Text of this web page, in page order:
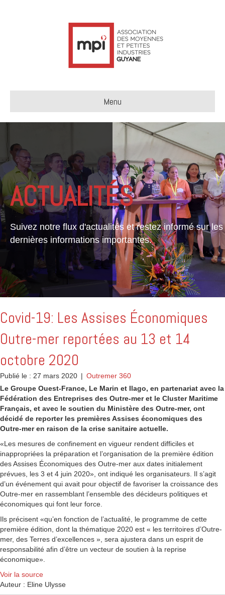
Menu
ACTUALITÉS
Suivez notre flux d'actualités et restez informé sur les
dernières informations importantes.
Covid-19: Les Assises Économiques
Outre-mer reportées au 13 et 14
octobre 2020
Publié le : 27 mars 2020 | Outremer 360
Le Groupe Ouest-France, Le Marin et Ilago, en partenariat avec la
Fédération des Entreprises des Outre-mer et le Cluster Maritime
Français, et avec le soutien du Ministère des Outre-mer, ont
décidé de reporter les premières Assises économiques des
Outre-mer en raison de la crise sanitaire actuelle.
«Les mesures de confinement en vigueur rendent difficiles et
inappropriées la préparation et l’organisation de la première édition
des Assises Économiques des Outre-mer aux dates initialement
prévues, les 3 et 4 juin 2020», ont indiqué les organisateurs. Il s’agit
d’un événement qui avait pour objectif de favoriser la croissance des
Outre-mer en rassemblant l’ensemble des décideurs politiques et
économiques qui font leur force.
Ils précisent «qu’en fonction de l’actualité, le programme de cette
première édition, dont la thématique 2020 est « les territoires d’Outre-
mer, des Terres d’excellences », sera ajustera dans un esprit de
responsabilité afin d’être un vecteur de soutien à la reprise
économique».
Voir la source
Auteur : Eline Ulysse